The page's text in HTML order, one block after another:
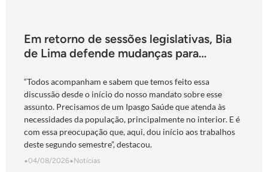
Em retorno de sessões legislativas, Bia
de Lima defende mudanças para
“Todos acompanham e sabem que temos feito essa
discussão desde o início do nosso mandato sobre esse
assunto. Precisamos de um Ipasgo Saúde que atenda às
necessidades da população, principalmente no interior. E é
com essa preocupação que, aqui, dou início aos trabalhos
deste segundo semestre”, destacou.
•04/08/2026•Notícias